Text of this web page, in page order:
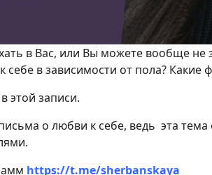
в Вас, или Вы можете вообще не
себе в зависимости от пола?
этой записи.
о любви к себе, ведь эта
https://t.me/sherbanskaya